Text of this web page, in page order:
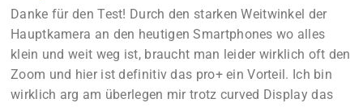
Danke für den Test! Durch den starken Weitwinkel der
Hauptkamera an den heutigen Smartphones wo alles
klein und weit weg ist, braucht man leider wirklich oft den
Zoom und hier ist definitiv das pro+ ein Vorteil. Ich bin
wirklich arg am überlegen mir trotz curved Display das